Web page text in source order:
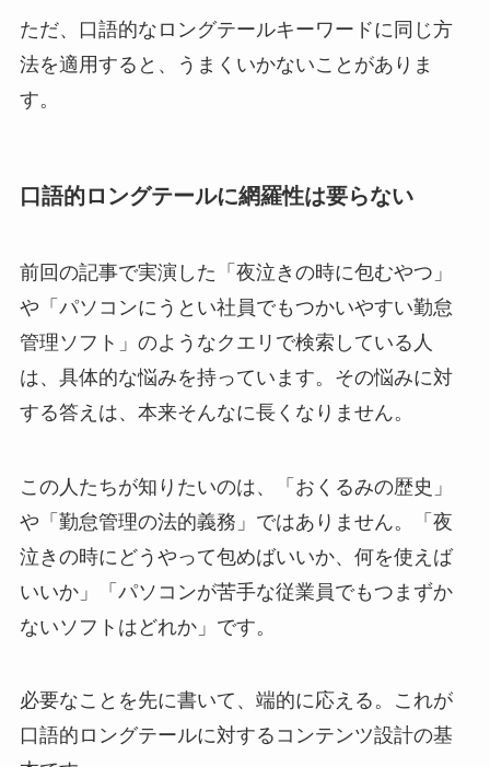
ただ、口語的なロングテールキーワードに同じ方
法を適用すると、うまくいかないことがありま
す。
口語的ロングテールに網羅性は要らない
前回の記事で実演した「夜泣きの時に包むやつ」
や「パソコンにうとい社員でもつかいやすい勤怠
管理ソフト」のようなクエリで検索している人
は、具体的な悩みを持っています。その悩みに対
する答えは、本来そんなに長くなりません。
この人たちが知りたいのは、「おくるみの歴史」
や「勤怠管理の法的義務」ではありません。「夜
泣きの時にどうやって包めばいいか、何を使えば
いいか」「パソコンが苦手な従業員でもつまずか
ないソフトはどれか」です。
必要なことを先に書いて、端的に応える。これが
口語的ロングテールに対するコンテンツ設計の基